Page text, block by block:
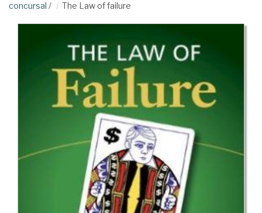
concursal / The Law of failure